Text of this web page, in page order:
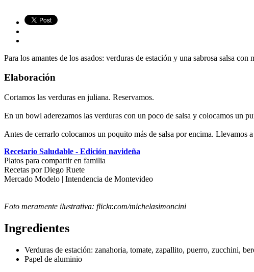
Para los amantes de los asados: verduras de estación y una sabrosa salsa
Elaboración
Cortamos las verduras en juliana. Reservamos.
En un bowl aderezamos las verduras con un poco de salsa y colocamos un
Antes de cerrarlo colocamos un poquito más de salsa por encima. Llevamos
Recetario Saludable - Edición navideña
Platos para compartir en familia
Recetas por Diego Ruete
Mercado Modelo | Intendencia de Montevideo
Foto meramente ilustrativa: flickr.com/michelasimoncini
Ingredientes
Verduras de estación: zanahoria, tomate, zapallito, puerro, zucchini,
Papel de aluminio